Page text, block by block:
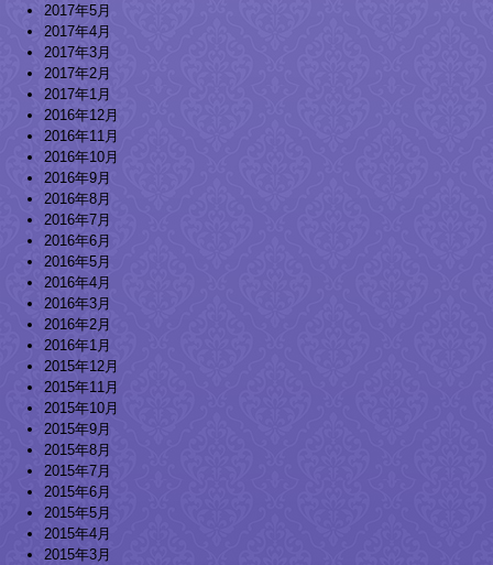
2017年5月
2017年4月
2017年3月
2017年2月
2017年1月
2016年12月
2016年11月
2016年10月
2016年9月
2016年8月
2016年7月
2016年6月
2016年5月
2016年4月
2016年3月
2016年2月
2016年1月
2015年12月
2015年11月
2015年10月
2015年9月
2015年8月
2015年7月
2015年6月
2015年5月
2015年4月
2015年3月